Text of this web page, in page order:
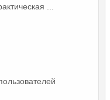
...